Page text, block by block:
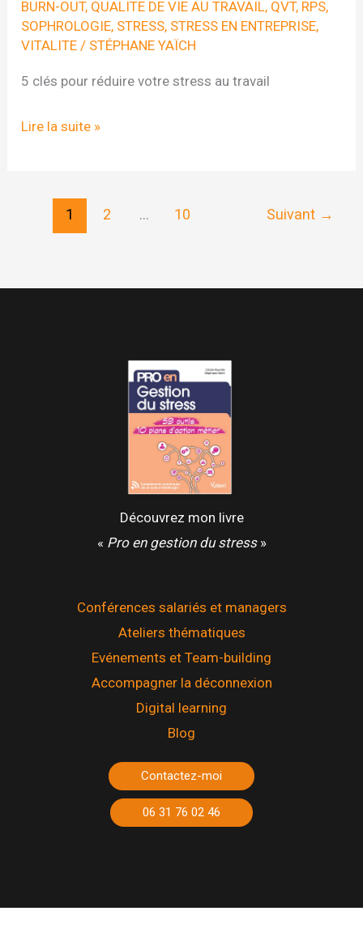
stress
BURN-OUT, QUALITE DE VIE AU TRAVAIL, QVT, RPS,
SOPHROLOGIE, STRESS, STRESS EN ENTREPRISE,
VITALITE / STÉPHANE YAÏCH
5 clés pour réduire votre stress au travail
5
réduire
Lire la suite »
1 2 … 10 Suivant →
Découvrez mon livre
« Pro en gestion du stress»
Conférences salariés et managers
Ateliers thématiques
Evénements et Team-building
Accompagner la déconnexion
Digital learning
Blog
Contactez-moi
06 31 76 02 46